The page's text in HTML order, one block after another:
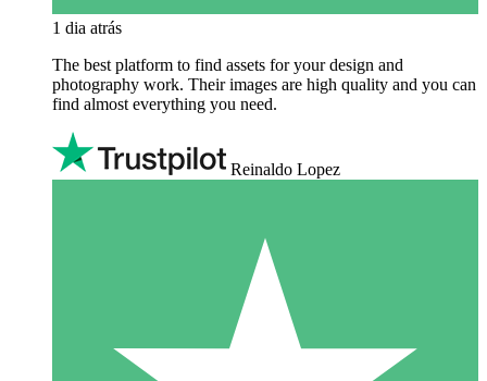
1 dia atrás
The best platform to find assets for your design and
photography work. Their images are high quality and you can
find almost everything you need.
Reinaldo Lopez